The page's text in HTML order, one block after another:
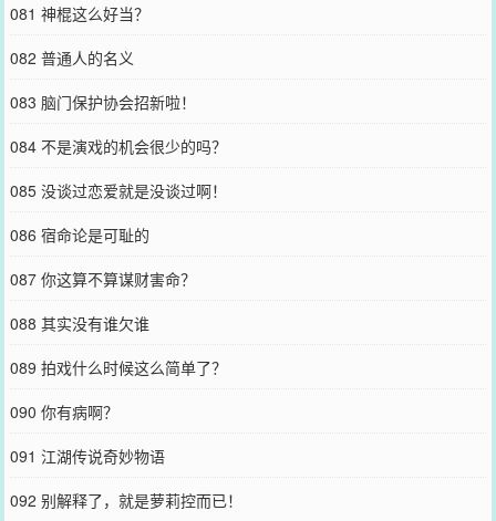
081 神棍这么好当？
082 普通人的名义
083 脑门保护协会招新啦！
084 不是演戏的机会很少的吗？
085 没谈过恋爱就是没谈过啊！
086 宿命论是可耻的
087 你这算不算谋财害命？
088 其实没有谁欠谁
089 拍戏什么时候这么简单了？
090 你有病啊？
091 江湖传说奇妙物语
092 别解释了，就是萝莉控而已！